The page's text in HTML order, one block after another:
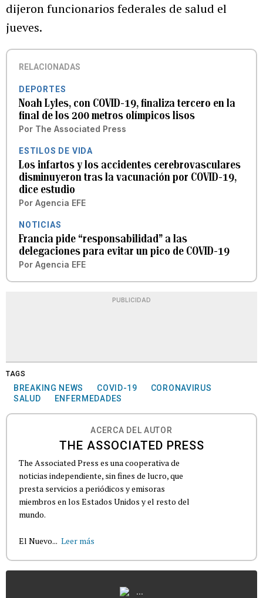
dijeron funcionarios federales de salud el
jueves.
RELACIONADAS
DEPORTES
Noah Lyles, con COVID-19, finaliza tercero en la
final de los 200 metros olímpicos lisos
Por The Associated Press
ESTILOS DE VIDA
Los infartos y los accidentes cerebrovasculares
disminuyeron tras la vacunación por COVID-19,
dice estudio
Por Agencia EFE
NOTICIAS
Francia pide “responsabilidad” a las
delegaciones para evitar un pico de COVID-19
Por Agencia EFE
PUBLICIDAD
TAGS
BREAKING NEWS COVID-19
CORONAVIRUS
SALUD
ENFERMEDADES
ACERCA DEL AUTOR
THE ASSOCIATED PRESS
The Associated Press es una cooperativa de
noticias independiente, sin fines de lucro, que
presta servicios a periódicos y emisoras
miembros en los Estados Unidos y el resto del
mundo.
El Nuevo... Leer más
...